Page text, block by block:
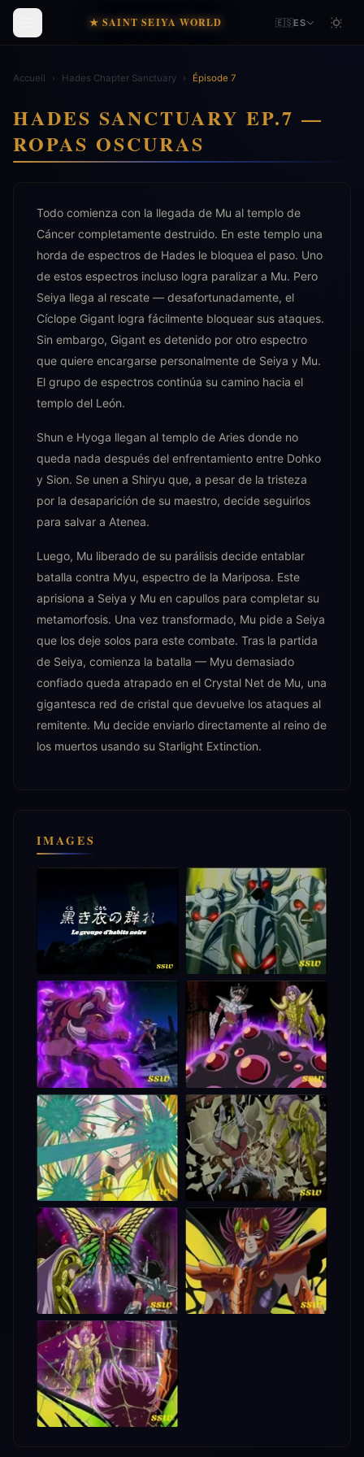
★ SAINT SEIYA WORLD 🇪🇸ES
Accueil › Hades Chapter Sanctuary › Épisode 7
HADES SANCTUARY EP.7 —
ROPAS OSCURAS
Todo comienza con la llegada de Mu al templo de
Cáncer completamente destruido. En este templo una
horda de espectros de Hades le bloquea el paso. Uno
de estos espectros incluso logra paralizar a Mu. Pero
Seiya llega al rescate — desafortunadamente, el
Cíclope Gigant logra fácilmente bloquear sus ataques.
Sin embargo, Gigant es detenido por otro espectro
que quiere encargarse personalmente de Seiya y Mu.
El grupo de espectros continúa su camino hacia el
templo del León.
Shun e Hyoga llegan al templo de Aries donde no
queda nada después del enfrentamiento entre Dohko
y Sion. Se unen a Shiryu que, a pesar de la tristeza
por la desaparición de su maestro, decide seguirlos
para salvar a Atenea.
Luego, Mu liberado de su parálisis decide entablar
batalla contra Myu, espectro de la Mariposa. Este
aprisiona a Seiya y Mu en capullos para completar su
metamorfosis. Una vez transformado, Mu pide a Seiya
que los deje solos para este combate. Tras la partida
de Seiya, comienza la batalla — Myu demasiado
confiado queda atrapado en el Crystal Net de Mu, una
gigantesca red de cristal que devuelve los ataques al
remitente. Mu decide enviarlo directamente al reino de
los muertos usando su Starlight Extinction.
IMAGES